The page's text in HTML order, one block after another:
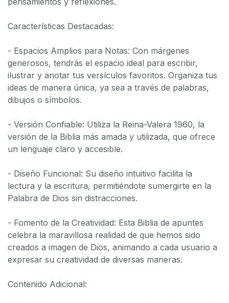
Características Destacadas:
- Espacios Amplios para Notas: Con márgenes
generosos, tendrás el espacio ideal para escribir,
ilustrar y anotar tus versículos favoritos. Organiza tus
ideas de manera única, ya sea a través de palabras,
dibujos o símbolos.
- Versión Confiable: Utiliza la Reina-Valera 1960, la
versión de la Biblia más amada y utilizada, que ofrece
un lenguaje claro y accesible.
- Diseño Funcional: Su diseño intuitivo facilita la
lectura y la escritura, permitiéndote sumergirte en la
Palabra de Dios sin distracciones.
- Fomento de la Creatividad: Esta Biblia de apuntes
celebra la maravillosa realidad de que hemos sido
creados a imagen de Dios, animando a cada usuario a
expresar su creatividad de diversas maneras.
Contenido Adicional: